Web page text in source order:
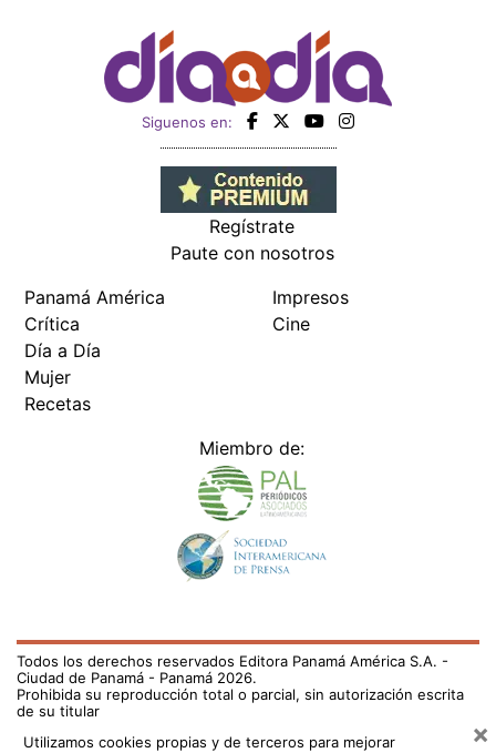
Siguenos en:
Regístrate
Paute con nosotros
Panamá América
Crítica
Día a Día
Mujer
Recetas
Impresos
Cine
Miembro de:
Todos los derechos reservados Editora Panamá América S.A. -
Ciudad de Panamá - Panamá 2026.
Prohibida su reproducción total o parcial, sin autorización escrita
de su titular
Utilizamos cookies propias y de terceros para mejorar
×